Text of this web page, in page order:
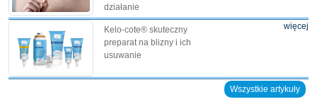
działanie
Kelo-cote® skuteczny
preparat na blizny i ich
usuwanie
więcej
Wszystkie artykuły